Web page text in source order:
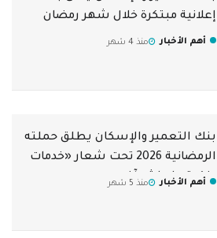
إعلانية مبتكرة خلال شهر رمضان
أهم الأخبار منذ 4 شهر
بنك التعمير والإسكان يطلق حملته
الرمضانية 2026 تحت شعار «خدمات
بنكية ملهاش آخر»
أهم الأخبار منذ 5 شهر